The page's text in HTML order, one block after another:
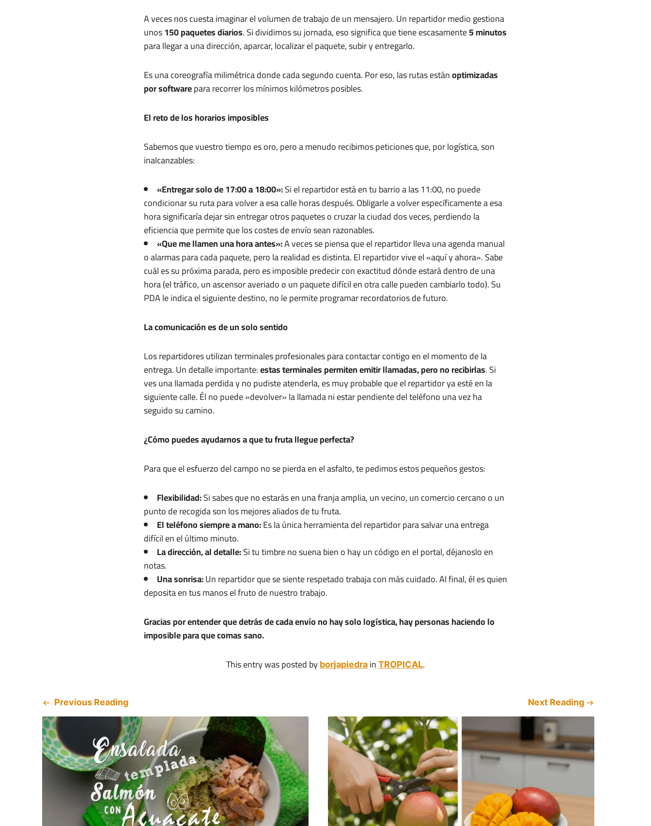
A veces nos cuesta imaginar el volumen de trabajo de un mensajero. Un repartidor medio gestiona
unos150 paquetes diarios. Si dividimos su jornada, eso significa que tiene escasamente5 minutos
para llegar a una dirección, aparcar, localizar el paquete, subir y entregarlo.
Es una coreografía milimétrica donde cada segundo cuenta. Por eso, las rutas estánoptimizadas
por softwarepara recorrer los mínimos kilómetros posibles.
El reto de los horarios imposibles
Sabemos que vuestro tiempo es oro, pero a menudo recibimos peticiones que, por logística, son
inalcanzables:
«Entregar solo de 17:00 a 18:00»:Si el repartidor está en tu barrio a las 11:00, no puede
condicionar su ruta para volver a esa calle horas después. Obligarle a volver específicamente a esa
hora significaría dejar sin entregar otros paquetes o cruzar la ciudad dos veces, perdiendo la
eficiencia que permite que los costes de envío sean razonables.
«Que me llamen una hora antes»:A veces se piensa que el repartidor lleva una agenda manual
o alarmas para cada paquete, pero la realidad es distinta. El repartidor vive el «aquí y ahora». Sabe
cuál es su próxima parada, pero es imposible predecir con exactitud dónde estará dentro de una
hora (el tráfico, un ascensor averiado o un paquete difícil en otra calle pueden cambiarlo todo). Su
PDA le indica el siguiente destino, no le permite programar recordatorios de futuro.
La comunicación es de un solo sentido
Los repartidores utilizan terminales profesionales para contactar contigo en el momento de la
entrega. Un detalle importante:estas terminales permiten emitir llamadas, pero no recibirlas. Si
ves una llamada perdida y no pudiste atenderla, es muy probable que el repartidor ya esté en la
siguiente calle. Él no puede «devolver» la llamada ni estar pendiente del teléfono una vez ha
seguido su camino.
¿Cómo puedes ayudarnos a que tu fruta llegue perfecta?
Para que el esfuerzo del campo no se pierda en el asfalto, te pedimos estos pequeños gestos:
Flexibilidad:Si sabes que no estarás en una franja amplia, un vecino, un comercio cercano o un
punto de recogida son los mejores aliados de tu fruta.
El teléfono siempre a mano:Es la única herramienta del repartidor para salvar una entrega
difícil en el último minuto.
La dirección, al detalle:Si tu timbre no suena bien o hay un código en el portal, déjanoslo en
notas.
Una sonrisa:Un repartidor que se siente respetado trabaja con más cuidado. Al final, él es quien
deposita en tus manos el fruto de nuestro trabajo.
Gracias por entender que detrás de cada envío no hay solo logística, hay personas haciendo lo
imposible para que comas sano.
This entry was posted by borjapiedra in TROPICAL.
Previous Reading Next Reading